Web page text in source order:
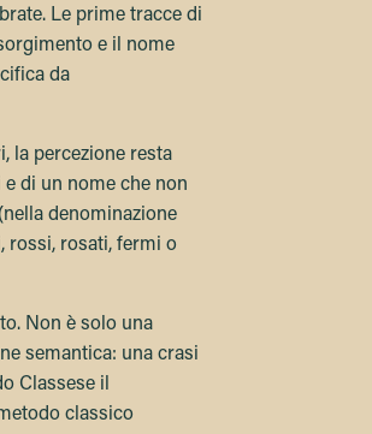
Le prime tracce di
e il nome
da
la percezione resta
di un nome che non
denominazione
rossi, rosati, fermi o
Non è solo una
semantica: una crasi
Classese il
classico